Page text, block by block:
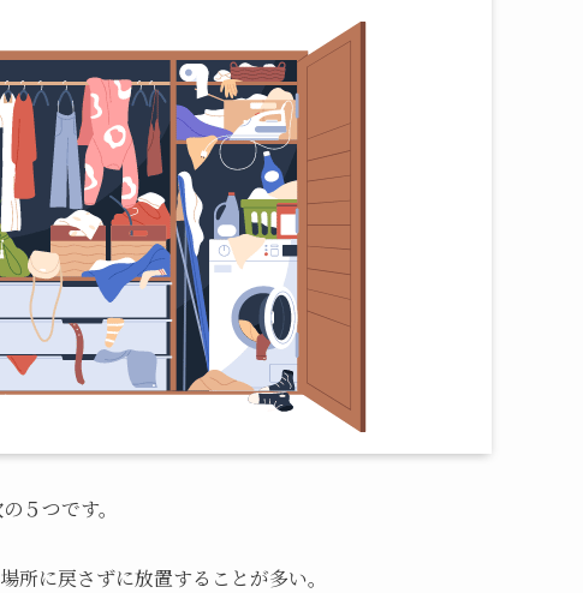
５つです。
所に戻さずに放置することが多い。